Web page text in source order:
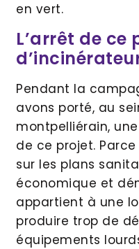
en vert.
L’arrêt de ce
Pendant la
avons porté, au
montpelliérain,
de ce projet.
sur les plans
économique et
appartient à une
produire trop de
équipements